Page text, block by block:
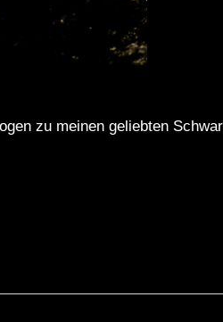
zu meinen geliebten